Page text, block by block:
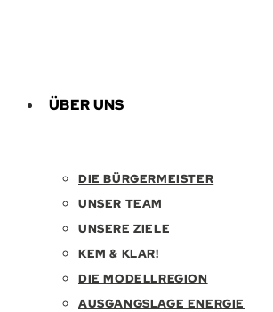
ÜBER UNS
DIE BÜRGERMEISTER
UNSER TEAM
UNSERE ZIELE
KEM & KLAR!
DIE MODELLREGION
AUSGANGSLAGE ENERGIE